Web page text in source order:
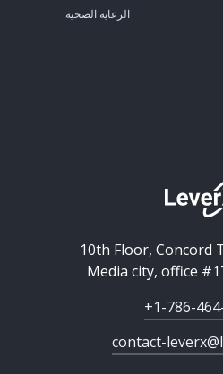
الرعاية الصحية
10th Floor, Concord
Media city, office
+1-786-
contact-